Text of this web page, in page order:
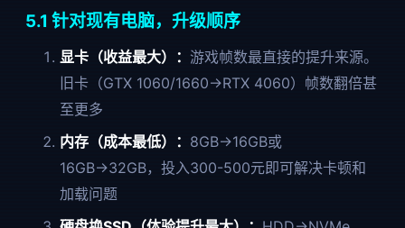
5.1 针对现有电脑，升级顺序
显卡（收益最大）： 游戏帧数最直接的提升来源。
旧卡（GTX 1060/1660→RTX 4060）帧数翻倍甚
至更多
内存（成本最低）： 8GB→16GB或
16GB→32GB，投入300-500元即可解决卡顿和
加载问题